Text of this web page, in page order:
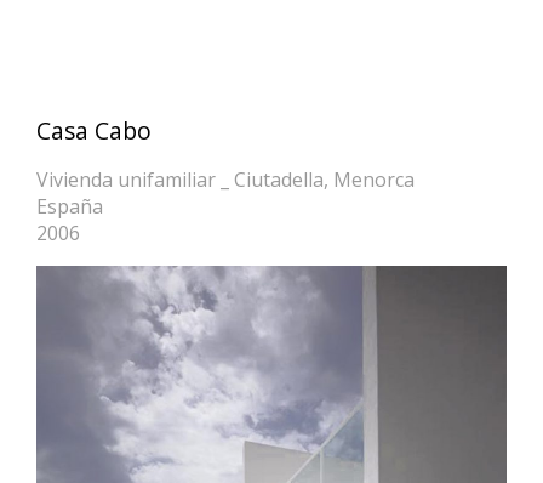
Casa Cabo
Vivienda unifamiliar _ Ciutadella, Menorca
España
2006